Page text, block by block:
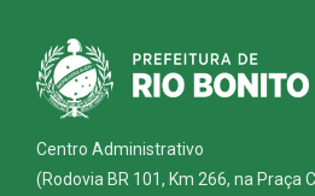
Centro Administrativo
(Rodovia BR 101, Km 266, na Praça